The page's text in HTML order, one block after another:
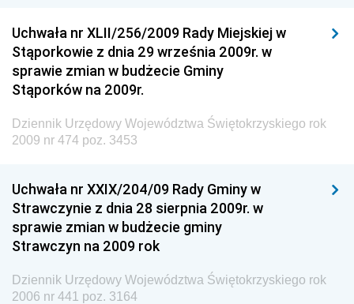
Dziennik Urzędowy Generalnej Dyrekcji Dróg
Krajowych i Autostrad
Dziennik Urzędowy Ministra Środowiska
Dziennik Urzędowy Ministra Edukacji
Dziennik Urzędowy Ministra Przemysłu
Dziennik Urzędowy Ministra Finansów i Gospodarki
Dziennik Urzędowy Ministra do Spraw Unii
Dziennik Urzędowy Agencji Wywiadu
Uchwała nr XLII/256/2009 Rady Miejskiej w
Stąporkowie z dnia 29 września 2009r. w
sprawie zmian w budżecie Gminy
Stąporków na 2009r.
Dziennik Urzędowy Województwa Świętokrzyskiego rok
2009 nr 474 poz. 3453
Uchwała nr XXIX/204/09 Rady Gminy w
Strawczynie z dnia 28 sierpnia 2009r. w
sprawie zmian w budżecie gminy
Strawczyn na 2009 rok
Dziennik Urzędowy Województwa Świętokrzyskiego rok
2006 nr 441 poz. 3164